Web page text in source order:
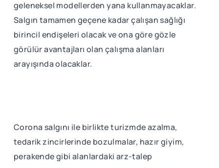
geleneksel modellerden yana kullanmayacaklar.
Salgın tamamen geçene kadar çalışan sağlığı
birincil endişeleri olacak ve ona göre gözle
görülür avantajları olan çalışma alanları
arayışında olacaklar.
Corona salgını ile birlikte turizmde azalma,
tedarik zincirlerinde bozulmalar, hazır giyim,
perakende gibi alanlardaki arz-talep